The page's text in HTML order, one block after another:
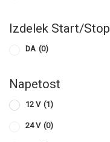
Izdelek Start/Stop
DA (0)
Napetost
12 V (1)
24 V (0)